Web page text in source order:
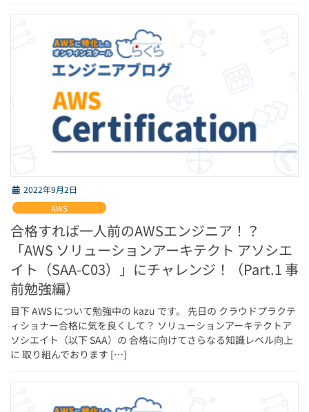
2022年9月2日
AWS
合格すれば一人前のAWSエンジニア！？
「AWS ソリューションアーキテクト アソシエ
イト（SAA-C03）」にチャレンジ！（Part.1 事
前勉強編）
目下 AWS について勉強中の kazu です。 先日の クラウドプラクテ
ィショナー合格に気を良くして？ ソリューションアーキテクトア
ソシエイト（以下 SAA）の 合格に向けてさらなる知識レベル向上
に 取り組んでおります […]